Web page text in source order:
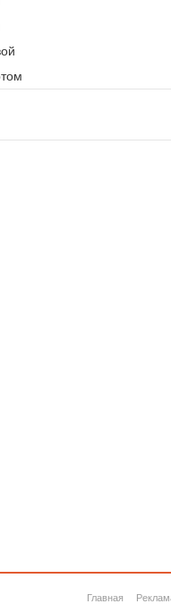
Главная